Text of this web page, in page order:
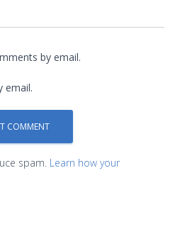
by email.
email.
spam. Learn how your